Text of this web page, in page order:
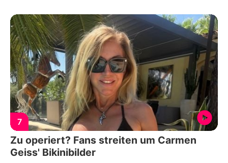
7
Zu operiert? Fans streiten um Carmen
Geiss' Bikinibilder